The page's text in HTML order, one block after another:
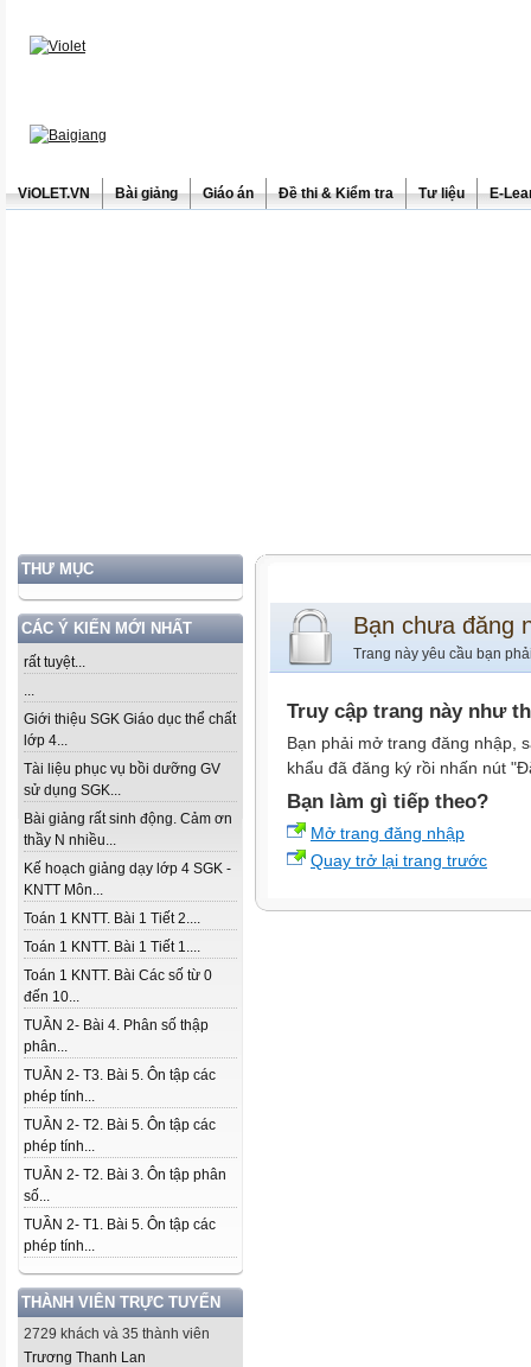
ViOLET.VN Bài giảng Giáo án Đề thi & Kiểm tra Tư liệu E-
THƯ MỤC
CÁC Ý KIẾN MỚI NHẤT
rất tuyệt...
...
Giới thiệu SGK Giáo dục thể chất
lớp 4...
Tài liệu phục vụ bồi dưỡng GV
sử dụng SGK...
Bài giảng rất sinh động. Cảm ơn
thầy N nhiều...
Kế hoạch giảng dạy lớp 4 SGK -
KNTT Môn...
Toán 1 KNTT. Bài 1 Tiết 2....
Toán 1 KNTT. Bài 1 Tiết 1....
Toán 1 KNTT. Bài Các số từ 0
đến 10...
TUẦN 2- Bài 4. Phân số thập
phân...
TUẦN 2- T3. Bài 5. Ôn tập các
phép tính...
TUẦN 2- T2. Bài 5. Ôn tập các
phép tính...
TUẦN 2- T2. Bài 3. Ôn tập phân
số...
TUẦN 2- T1. Bài 5. Ôn tập các
phép tính...
THÀNH VIÊN TRỰC TUYẾN
2729 khách và 35 thành viên
Trương Thanh Lan
Bạn chưa đăng
Trang này yêu cầu bạn
Truy cập trang này như
Bạn phải mở trang đăng nhập,
khẩu đã đăng ký rồi nhấn nút
Bạn làm gì tiếp theo?
Mở trang đăng nhập
Quay trở lại trang trước